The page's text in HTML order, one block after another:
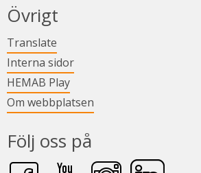
Övrigt
Translate
Interna sidorLänk till annan webbplats.
HEMAB PlayLänk till annan webbplats.
Om webbplatsen
Följ oss på